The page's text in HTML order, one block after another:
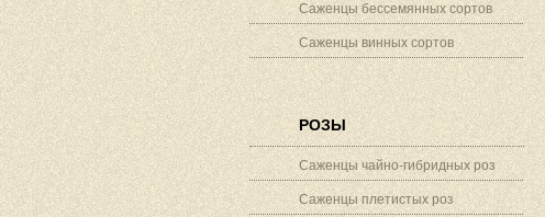
Саженцы бессемянных сортов
Саженцы винных сортов
РОЗЫ
Саженцы чайно-гибридных роз
Саженцы плетистых роз